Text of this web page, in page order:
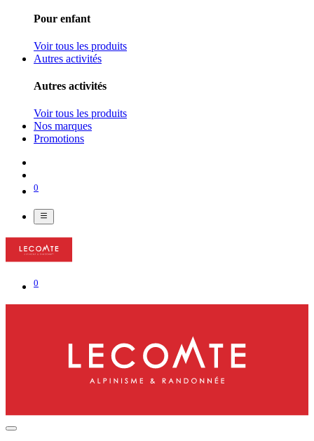
Pour enfant
Voir tous les produits
Autres activités
Autres activités
Voir tous les produits
Nos marques
Promotions
0
0